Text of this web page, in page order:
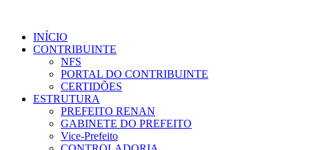
INÍCIO
CONTRIBUINTE
NFS
PORTAL DO CONTRIBUINTE
CERTIDÕES
ESTRUTURA
PREFEITO RENAN
GABINETE DO PREFEITO
Vice-Prefeito